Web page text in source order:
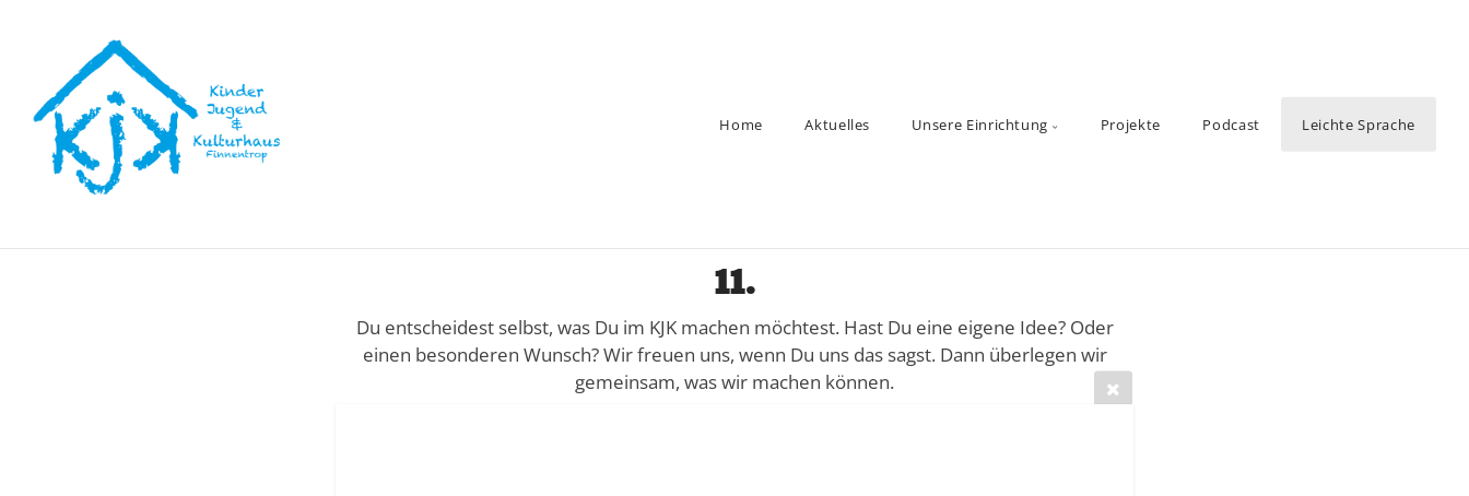
Home Aktuelles Unsere Einrichtung Projekte Podcast Leichte Sprache
11.
Du entscheidest selbst, was Du im KJK machen möchtest. Hast Du eine eigene Idee? Oder
einen besonderen Wunsch? Wir freuen uns, wenn Du uns das sagst. Dann überlegen wir
gemeinsam, was wir machen können.